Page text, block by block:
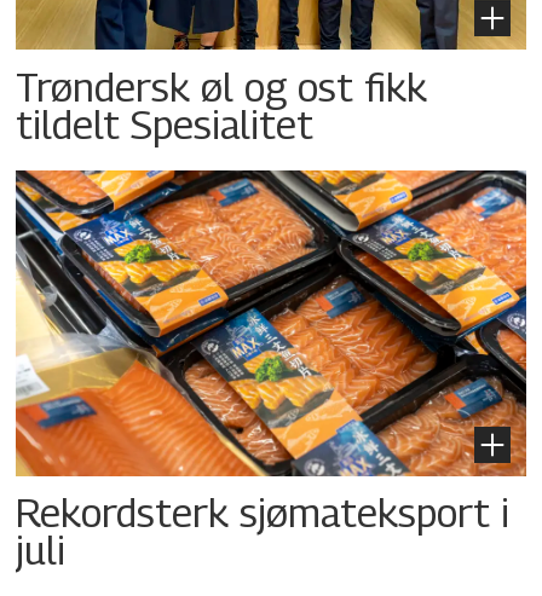
Trøndersk øl og ost fikk
tildelt Spesialitet
Rekordsterk sjømateksport i
juli